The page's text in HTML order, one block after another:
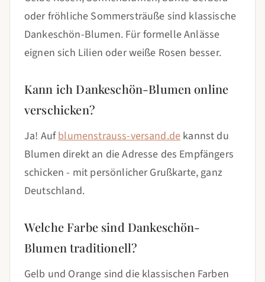
oder fröhliche Sommersträuße sind klassische
Dankeschön-Blumen. Für formelle Anlässe
eignen sich Lilien oder weiße Rosen besser.
Kann ich Dankeschön-Blumen online
verschicken?
Ja! Aufblumenstrauss-versand.de kannst du
Blumen direkt an die Adresse des Empfängers
schicken - mit persönlicher Grußkarte, ganz
Deutschland.
Welche Farbe sind Dankeschön-
Blumen traditionell?
Gelb und Orange sind die klassischen Farben